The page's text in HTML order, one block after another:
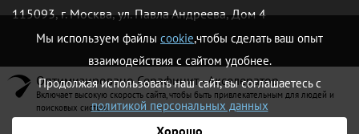
115093, г. Москва, ул. Павла Андреева, Дом 4
Мы используем файлы cookie,чтобы сделать ваш опыт
взаимодействия с сайтом удобнее.
Продолжая использовать наш сайт, вы соглашаетесь с
политикой персональных данных
Хорошо
Оптимизировано Серафинит - Акселератор
Включает высокую скорость сайта, чтобы быть привлекательным для людей и
поисковых систем.